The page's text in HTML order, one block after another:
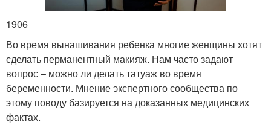
1906
Во время вынашивания ребенка многие женщины хотят
сделать перманентный макияж. Нам часто задают
вопрос – можно ли делать татуаж во время
беременности. Мнение экспертного сообщества по
этому поводу базируется на доказанных медицинских
фактах.